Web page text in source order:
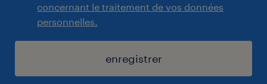
concernant le traitement de vos données
personnelles.
enregistrer